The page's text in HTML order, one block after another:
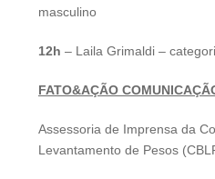
masculino
12h – Laila Grimaldi –
FATO&AÇÃO
Assessoria de Imprensa da
Levantamento de Pesos